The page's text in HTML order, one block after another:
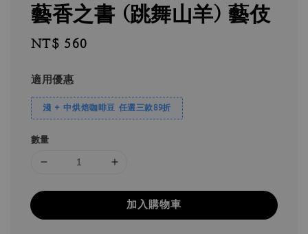
藝香之書 (跳舞山羊) 藝伎
Regular
NT$ 560
適用優惠
淺 + 中烘焙咖啡豆 任選三款89折
數量
加入購物車